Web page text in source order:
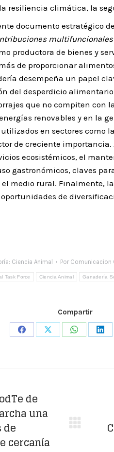
resiliencia climática, la
documento estratégico
multifuncionales
productora de bienes y
de proporcionar
desempeña un papel
del desperdicio
que no compiten
renovables y en la
en sectores como
de creciente
ecosistémicos, el
gastronómicos, claves
medio rural. Finalmente,
de
Ciencia Animal Por Comunicacion
Task Force Ciencia Animal Ganadería
Compartir
Share
Share
Share
de
una
de
cercanía